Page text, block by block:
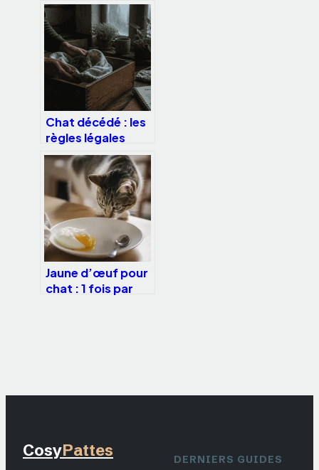
tempérament
affectueux,
comment
l’apprivoiser ?
Chat décédé : les
règles légales
pour
l’inhumation, la
crémation et
éviter l’amende
de 3 750 €
Jaune d’œuf pour
chat : 1 fois par
CosyPattes DERNIERS GUIDES